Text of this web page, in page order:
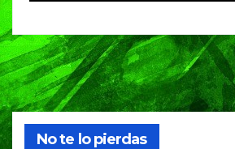
No te lo pierdas